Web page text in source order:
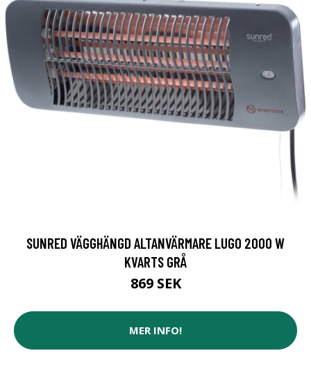
SUNRED VÄGGHÄNGD ALTANVÄRMARE LUGO 2000 W
KVARTS GRÅ
869 SEK
MER INFO!